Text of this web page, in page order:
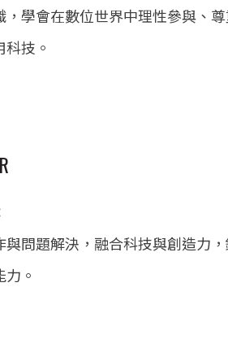
學會在數位世界中理性參與、
技。
問題解決，融合科技與創造力
。